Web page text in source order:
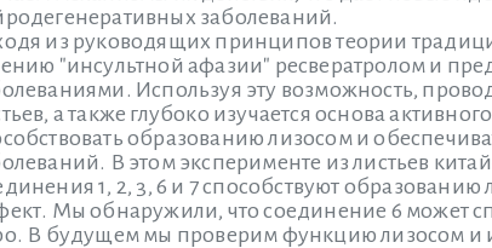
заболеваний.
из руководящих принципов теории
"инсультной афазии" ресвератролом и
Используя эту возможность,
а также глубоко изучается основа
образованию лизосом и
В этом эксперименте из листьев
1, 2, 3, 6 и 7 способствуют
Мы обнаружили, что соединение 6 может
В будущем мы проверим функцию лизосом и